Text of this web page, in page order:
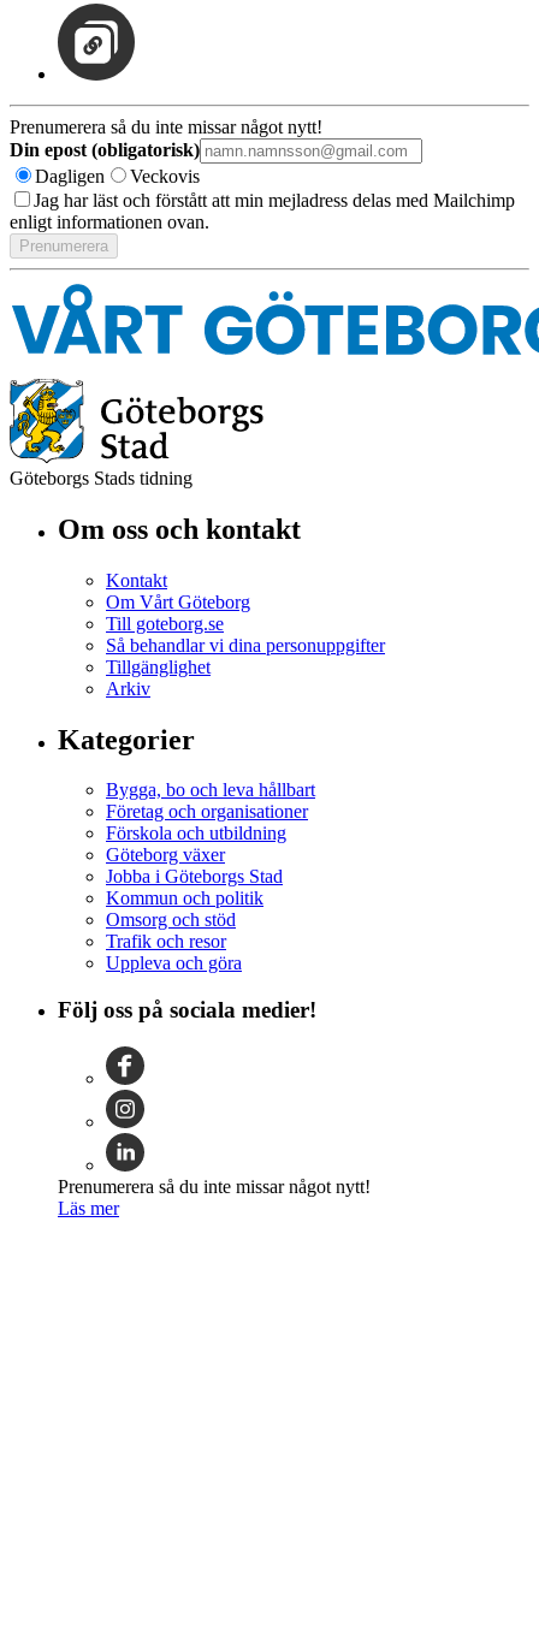
Prenumerera så du inte missar något nytt!
Din epost (obligatorisk)
Dagligen
Veckovis
Jag har läst och förstått att min mejladress delas med Mailchimp
enligt informationen ovan.
Göteborgs Stads tidning
Om oss och kontakt
Kontakt
Om Vårt Göteborg
Till goteborg.se
Så behandlar vi dina personuppgifter
Tillgänglighet
Arkiv
Kategorier
Bygga, bo och leva hållbart
Företag och organisationer
Förskola och utbildning
Göteborg växer
Jobba i Göteborgs Stad
Kommun och politik
Omsorg och stöd
Trafik och resor
Uppleva och göra
Följ oss på sociala medier!
Prenumerera så du inte missar något nytt!
Läs mer